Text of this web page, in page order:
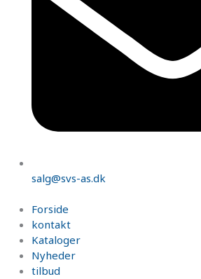
salg@svs-as.dk
Forside
kontakt
Kataloger
Nyheder
tilbud